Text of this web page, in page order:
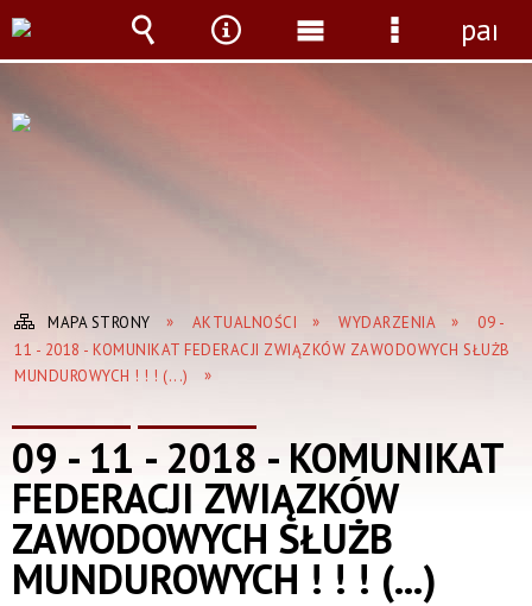
MAPA STRONY AKTUALNOŚCI WYDARZENIA
09 -
11 - 2018 - KOMUNIKAT FEDERACJI ZWIĄZKÓW ZAWODOWYCH SŁUŻB
MUNDUROWYCH ! ! ! (...)
09 - 11 - 2018 - KOMUNIKAT
FEDERACJI ZWIĄZKÓW
ZAWODOWYCH SŁUŻB
MUNDUROWYCH ! ! ! (...)
Wyszukiwarka
Narzędzia
Menu
główne
Menu
panel